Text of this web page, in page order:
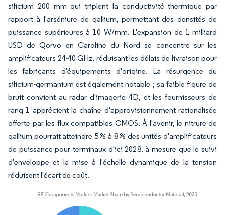
silicium 200 mm qui triplent la conductivité thermique par
rapport à l'arséniure de gallium, permettant des densités de
puissance supérieures à 10 W/mm. L'expansion de 1 milliard
USD de Qorvo en Caroline du Nord se concentre sur les
amplificateurs 24-40 GHz, réduisant les délais de livraison pour
les fabricants d'équipements d'origine. La résurgence du
silicium-germanium est également notable ; sa faible figure de
bruit convient au radar d'imagerie 4D, et les fournisseurs de
rang 1 apprécient la chaîne d'approvisionnement rationalisée
offerte par les flux compatibles CMOS. À l'avenir, le nitrure de
gallium pourrait atteindre 5 % à 8 % des unités d'amplificateurs
de puissance pour terminaux d'ici 2028, à mesure que le suivi
d'enveloppe et la mise à l'échelle dynamique de la tension
réduisent l'écart de coût.